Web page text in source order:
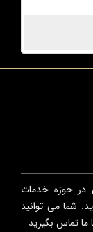
در حوزه خدمات
شما می توانید
ما تماس بگیرید